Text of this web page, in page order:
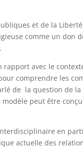
et de la
comme un don
rapport avec le
comprendre les
de la question de
peut être
en
actuelle des